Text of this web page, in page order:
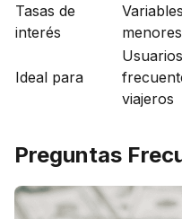
Tasas de
interés
menores
Ideal para
Usuarios
viajeros
Preguntas